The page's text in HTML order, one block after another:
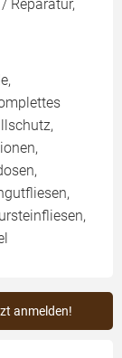
Reparatur,
anmelden!